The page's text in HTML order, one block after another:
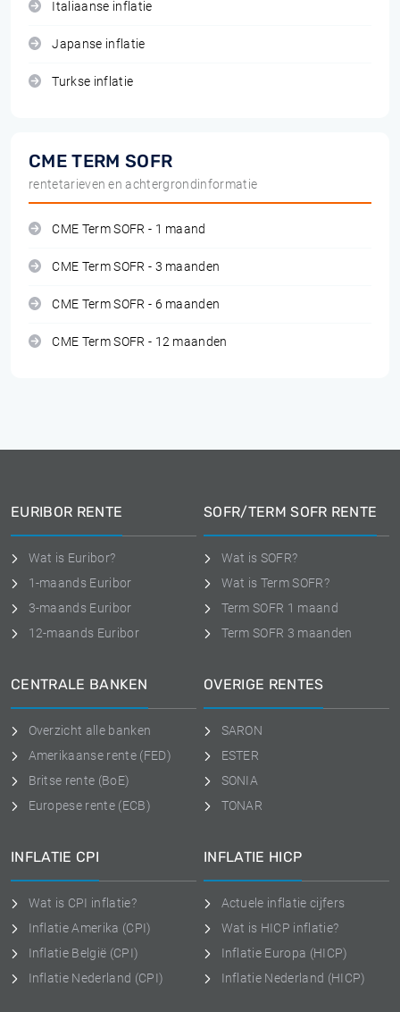
Italiaanse inflatie
Japanse inflatie
Turkse inflatie
CME TERM SOFR
rentetarieven en achtergrondinformatie
CME Term SOFR - 1 maand
CME Term SOFR - 3 maanden
CME Term SOFR - 6 maanden
CME Term SOFR - 12 maanden
EURIBOR RENTE
Wat is Euribor?
1-maands Euribor
3-maands Euribor
12-maands Euribor
SOFR/TERM SOFR RENTE
Wat is SOFR?
Wat is Term SOFR?
Term SOFR 1 maand
Term SOFR 3 maanden
CENTRALE BANKEN
Overzicht alle banken
Amerikaanse rente (FED)
Britse rente (BoE)
Europese rente (ECB)
OVERIGE RENTES
SARON
ESTER
SONIA
TONAR
INFLATIE CPI
Wat is CPI inflatie?
Inflatie Amerika (CPI)
Inflatie België (CPI)
Inflatie Nederland (CPI)
INFLATIE HICP
Actuele inflatie cijfers
Wat is HICP inflatie?
Inflatie Europa (HICP)
Inflatie Nederland (HICP)